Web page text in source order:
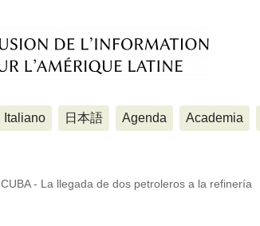
Italiano 日本語 Agenda Academia
CUBA - La llegada de dos petroleros a la refinería